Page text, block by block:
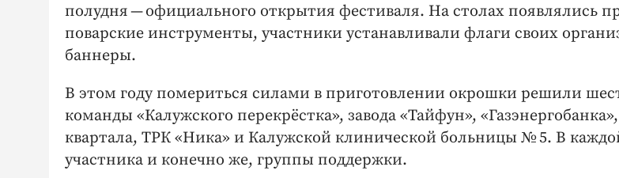
полудня — ​официального открытия фестиваля. На столах появлялись
поварские инструменты, участники устанавливали флаги своих
баннеры.
В этом году помериться силами в приготовлении окрошки решили
команды «Калужского перекрёстка», завода «Тайфун»,
квартала, ТРК «Ника» и Калужской клинической больницы № 5. В
участника и конечно же, группы поддержки.